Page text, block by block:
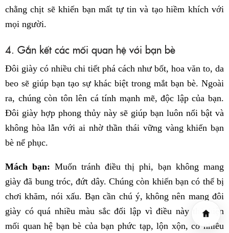
chằng chịt sẽ khiến bạn mất tự tin và tạo hiềm khích với
mọi người.
4. Gắn kết các mối quan hệ với bạn bè
Đôi giày có nhiều chi tiết phá cách như bốt, hoa văn to, da
beo sẽ giúp bạn tạo sự khác biệt trong mắt bạn bè. Ngoài
ra, chúng còn tôn lên cá tính mạnh mẽ, độc lập của bạn.
Đôi giày hợp phong thủy này sẽ giúp bạn luôn nổi bật và
không hòa lẫn với ai nhờ thần thái vững vàng khiến bạn
bè nể phục.
Mách bạn: Muốn tránh điều thị phi, bạn không mang
giày đã bung tróc, đứt dây. Chúng còn khiến bạn có thể bị
chơi khăm, nói xấu. Bạn cần chú ý, không nên mang đôi
giày có quá nhiều màu sắc đối lập vì điều này thể hiện
mối quan hệ bạn bè của bạn phức tạp, lộn xộn, có nhiều